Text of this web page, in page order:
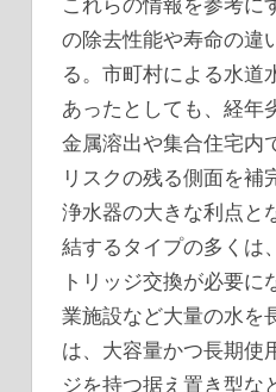
の除去性能や寿命の違
る。市町村による水道
あったとしても、経年
金属溶出や集合住宅内
リスクの残る側面を補
浄水器の大きな利点と
結するタイプの多くは
トリッジ交換が必要に
業施設など大量の水を
は、大容量かつ長期使
ジを持つ据え置き型な